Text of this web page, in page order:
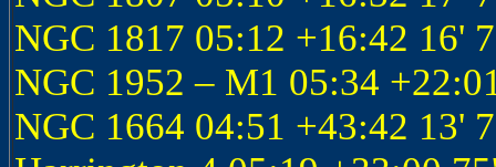
NGC 1817 05:12 +16:42 16'
NGC 1952 – M1 05:34
NGC 1664 04:51 +43:42 13'